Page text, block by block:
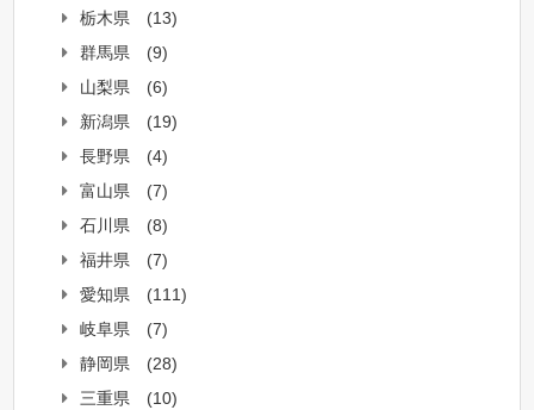
栃木県
(13)
群馬県
(9)
山梨県
(6)
新潟県
(19)
長野県
(4)
富山県
(7)
石川県
(8)
福井県
(7)
愛知県
(111)
岐阜県
(7)
静岡県
(28)
三重県
(10)